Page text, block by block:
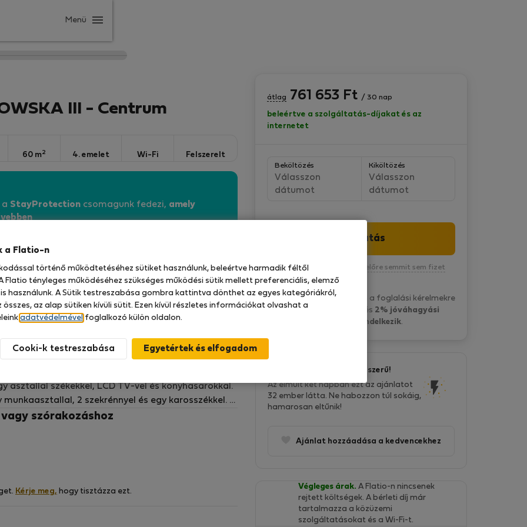
Menü
III - Centrum
60 m2 4. emelet Wi-Fi Felszerelt
a StayProtection csomagunk fedezi, amely
tervezett és berendezett belső terekkel, modern
található egy liftes társasházban. A lakás
két szobából áll, konyhasarokkal és
asztallal székekkel, LCD TV-vel és konyhasarokkal.
2 szekrénnyel és egy karosszékkel. A
található. A közelben található a Plac Unii
felszereltség: 1:
szórakozáshoz
Kérje meg, hogy tisztázza ezt.
átlag 761 653 Ft / 30 nap
beleértve a szolgáltatás-díjakat és az
internetet
Beköltözés
Válasszon
dátumot
Kiköltözés
Válasszon
dátumot
Folytatás
Kötelezettség nélkül, egyelőre semmit sem fizet
P&O Serviced A. általában a foglalási kérelmekre
15 óra belül válaszol
és 2% jóváhagyási
aránnyal rendelkezik.
Ez az ajánlat nagyon népszerű!
Az elmúlt két napban ezt az ajánlatot
32 ember látta. Ne habozzon túl sokáig,
hamarosan eltűnik!
Ajánlat hozzáadása a kedvencekhez
Végleges árak. A Flatio-n nincsenek
rejtett költségek. A bérleti díj már
tartalmazza a közüzemi
szolgáltatásokat és a Wi-Fi-t.
a Flatio-n
történő működtetéséhez sütiket használunk, beleértve harmadik féltől
Flatio tényleges működéséhez szükséges működési sütik mellett preferenciális, elemző
használunk. A Sütik testreszabása gombra kattintva dönthet az egyes kategóriákról,
az alap sütiken kívüli sütit. Ezen kívül részletes információkat olvashat a
adatvédelmével foglalkozó külön oldalon.
Cooki-k testreszabása